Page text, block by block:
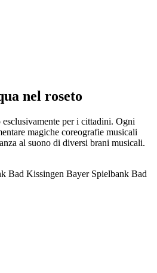
nel roseto
per i cittadini. Ogni
magiche coreografie musicali
al suono di diversi brani musicali.